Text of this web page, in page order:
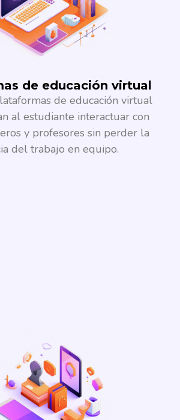
de educación virtual​
de educación virtual
al estudiante interactuar con
y profesores sin perder la
del trabajo en equipo.